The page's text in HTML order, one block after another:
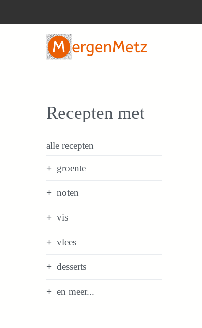
Recepten met
alle recepten
groente
noten
vis
vlees
desserts
en meer...